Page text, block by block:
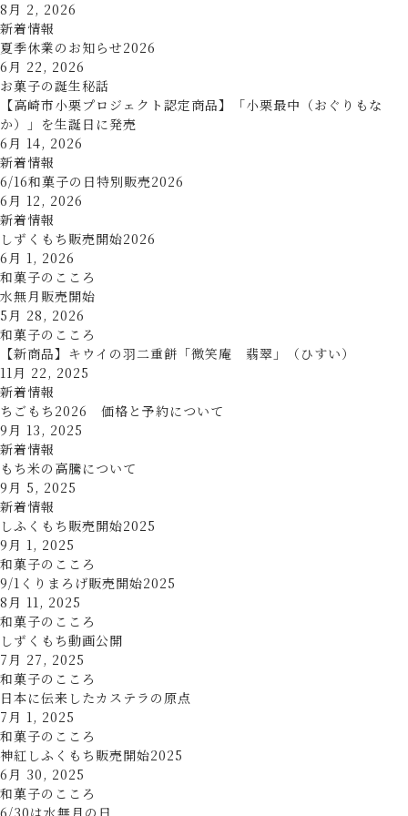
8月 2, 2026
新着情報
夏季休業のお知らせ2026
6月 22, 2026
お菓子の誕生秘話
【高崎市小栗プロジェクト認定商品】「小栗最中（おぐりもな
か）」を生誕日に発売
6月 14, 2026
新着情報
6/16和菓子の日特別販売2026
6月 12, 2026
新着情報
しずくもち販売開始2026
6月 1, 2026
和菓子のこころ
水無月販売開始
5月 28, 2026
和菓子のこころ
【新商品】キウイの羽二重餅「微笑庵 翡翠」（ひすい）
11月 22, 2025
新着情報
ちごもち2026 価格と予約について
9月 13, 2025
新着情報
もち米の高騰について
9月 5, 2025
新着情報
しふくもち販売開始2025
9月 1, 2025
和菓子のこころ
9/1くりまろげ販売開始2025
8月 11, 2025
和菓子のこころ
しずくもち動画公開
7月 27, 2025
和菓子のこころ
日本に伝来したカステラの原点
7月 1, 2025
和菓子のこころ
神紅しふくもち販売開始2025
6月 30, 2025
和菓子のこころ
6/30は水無月の日